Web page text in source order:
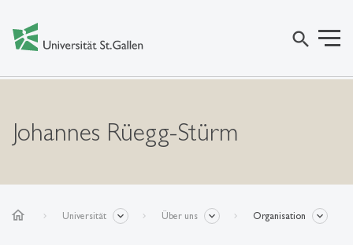
search
Johannes Rüegg-Stürm
home Universität Über uns Organisation